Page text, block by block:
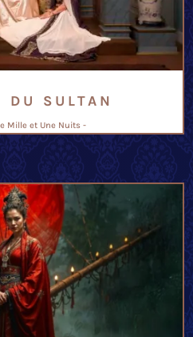
DU SULTAN
Mille et Une Nuits -